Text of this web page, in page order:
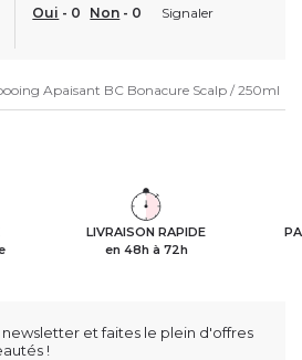
Oui - 0 Non - 0 Signaler
Apaisant BC Bonacure Scalp / 250ml
LIVRAISON RAPIDE
en 48h à 72h
et faites le plein d'offres
!